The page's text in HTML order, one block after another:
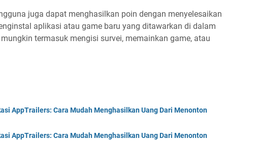
juga dapat menghasilkan poin dengan menyelesaikan
aplikasi atau game baru yang ditawarkan di dalam
termasuk mengisi survei, memainkan game, atau
AppTrailers: Cara Mudah Menghasilkan Uang Dari Menonton
AppTrailers: Cara Mudah Menghasilkan Uang Dari Menonton